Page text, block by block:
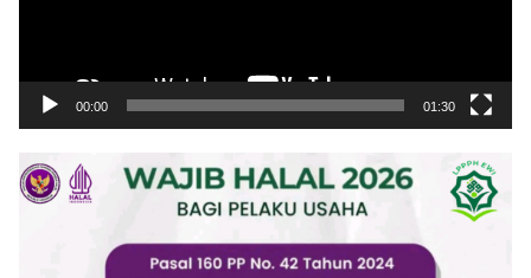
00:00 01:30